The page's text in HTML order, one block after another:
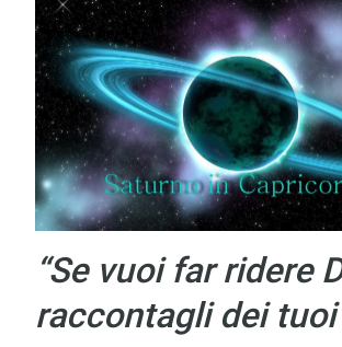
“Se vuoi far ridere
raccontagli dei